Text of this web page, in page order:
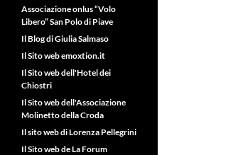
Associazione onlus “Volo
Libero” San Polo di Piave
Il Blog di Giulia Salmaso
Il Sito web emoxtion.it
Il Sito web dell'Hotel dei
Chiostri
Il Sito web dell'Associazione
Molinetto della Croda
Il sito web di Lorenza Pellegrini
Il Sito web de La Forum